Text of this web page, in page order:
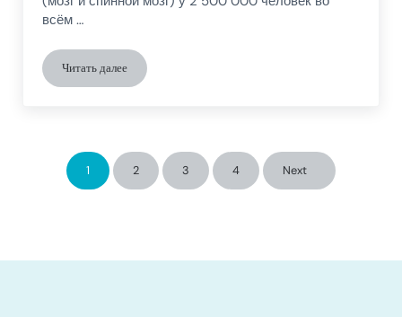
всём …
Читать далееРассеянный склероз: кому он поражает, как
Страница
1 Страница
2 Страница
3 Страница
4 Next